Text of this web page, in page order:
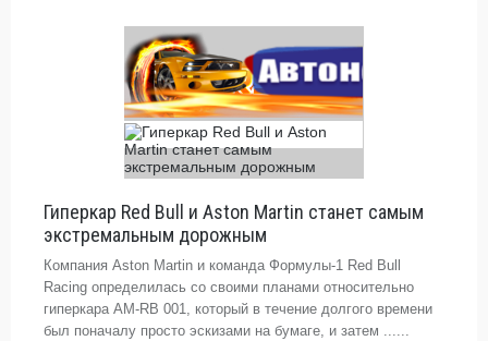
Гиперкар Red Bull и Aston Martin станет самым
экстремальным дорожным
Компания Aston Martin и команда Формулы-1 Red Bull
Racing определилась со своими планами относительно
гиперкара AM-RB 001, который в течение долгого времени
был поначалу просто эскизами на бумаге, и затем ......